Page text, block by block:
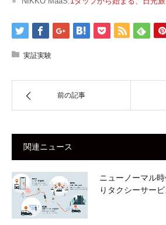
実証実験
前の記事
関連ニュース
ニューノーマル
りタクシーサー